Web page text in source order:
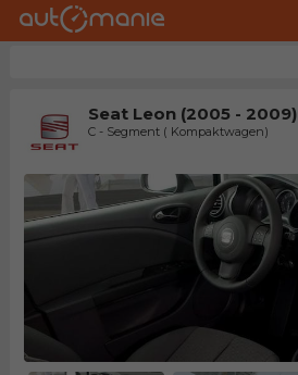
Seat Leon (2005 - 2009)
C - Segment ( Kompaktwagen)